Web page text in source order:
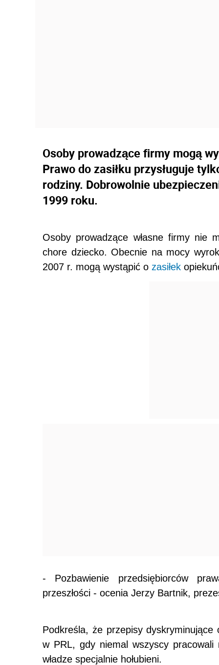
Osoby prowadzące firmy mogą
Prawo do zasiłku przysługuje
rodziny. Dobrowolnie
1999 roku.
Osoby prowadzące własne firmy nie
chore dziecko. Obecnie na mocy
2007 r. mogą wystąpić o zasiłek
- Pozbawienie przedsiębiorców
przeszłości - ocenia Jerzy Bartnik,
Podkreśla, że przepisy
w PRL, gdy niemal wszyscy
władze specjalnie hołubieni.